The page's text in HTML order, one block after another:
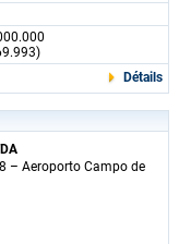
Détails
– Aeroporto Campo de